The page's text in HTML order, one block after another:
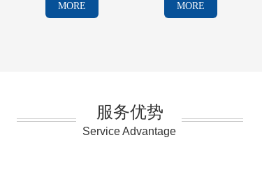
MORE MORE
服务优势
Service Advantage